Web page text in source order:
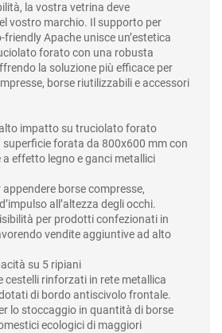
la vostra vetrina deve
vostro marchio. Il supporto per
friendly Apache unisce un’estetica
forato con una robusta
la soluzione più efficace per
borse riutilizzabili e accessori
impatto su truciolato forato
forata da 800x600 mm con
effetto legno e ganci metallici
borse compresse,
all’altezza degli occhi.
per prodotti confezionati in
vendite aggiuntive ad alto
su 5 ripiani
cestelli rinforzati in rete metallica
di bordo antiscivolo frontale.
lo stoccaggio in quantità di borse
ecologici di maggiori